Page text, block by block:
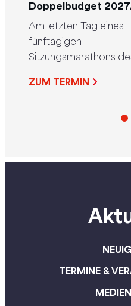
Doppelbudget
beschlossen
Am letzten Tag eines
fünftägigen
Sitzungsmarathons
Finanzminister Markus
Budget. Wir
sorgen für
Beitrag der breiten
Schultern einfordern“,
ZUM TERMIN
TERMINE &